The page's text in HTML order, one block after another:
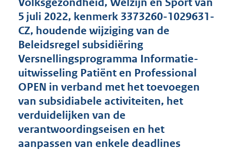
s
g
o
o
t
t
e
:
9
K
b
Volksgezondheid, Welzijn en Sport van
5 juli 2022, kenmerk 3373260-1029631-
CZ, houdende wijziging van de
Beleidsregel subsidiëring
Versnellingsprogramma Informatie-
uitwisseling Patiënt en Professional
OPEN in verband met het toevoegen
van subsidiabele activiteiten, het
verduidelijken van de
verantwoordingseisen en het
aanpassen van enkele deadlines